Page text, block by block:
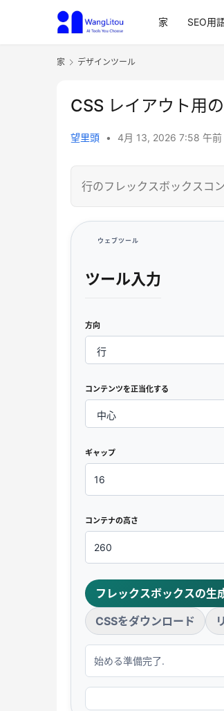
家 SEO用
家 デザインツール
CSS レイアウト用
望里頭 • 4月 13, 2026 7:58 午前
行のフレックスボックスコ
ウェブツール
ツール入力
方向
コンテンツを正当化する
ギャップ
コンテナの高さ
フレックスボックスの生
CSSをダウンロード
始める準備完了.